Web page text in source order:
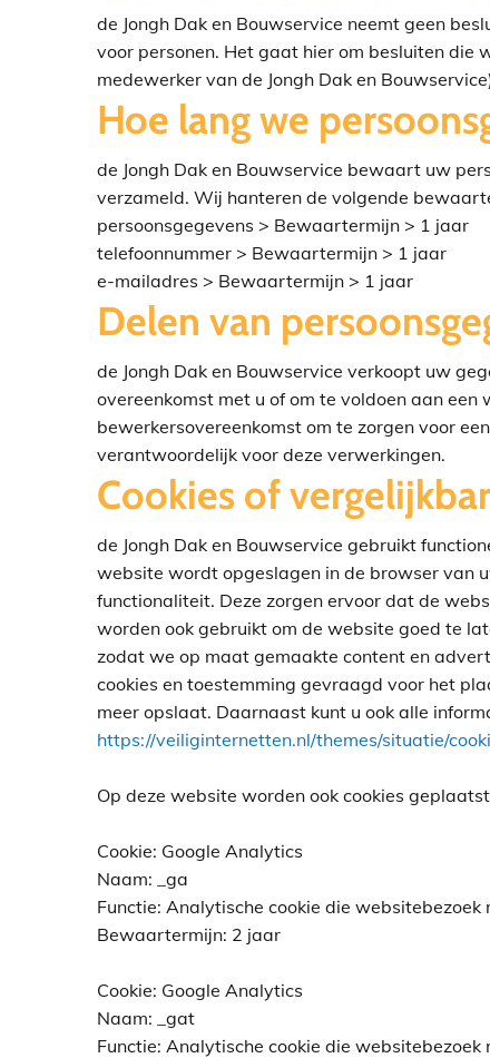
de Jongh Dak en Bouwservice neemt geen
voor personen. Het gaat hier om besluiten die
medewerker van de Jongh Dak en
Hoe lang we
de Jongh Dak en Bouwservice bewaart uw
verzameld. Wij hanteren de volgende
persoonsgegevens > Bewaartermijn > 1 jaar
telefoonnummer > Bewaartermijn > 1 jaar
e-mailadres > Bewaartermijn > 1 jaar
Delen van
de Jongh Dak en Bouwservice verkoopt uw
overeenkomst met u of om te voldoen aan
bewerkersovereenkomst om te zorgen voor
verantwoordelijk voor deze verwerkingen.
Cookies of
de Jongh Dak en Bouwservice gebruikt
website wordt opgeslagen in de browser van
functionaliteit. Deze zorgen ervoor dat de
worden ook gebruikt om de website goed te
zodat we op maat gemaakte content en
cookies en toestemming gevraagd voor het
meer opslaat. Daarnaast kunt u ook alle
https://veiliginternetten.nl/themes/situatie/
Op deze website worden ook cookies
Cookie: Google Analytics
Naam: _ga
Functie: Analytische cookie die websitebezoek
Bewaartermijn: 2 jaar
Cookie: Google Analytics
Naam: _gat
Functie: Analytische cookie die websitebezoek